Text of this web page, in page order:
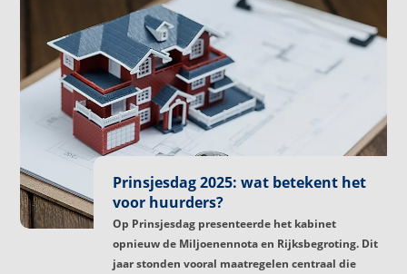
Prinsjesdag 2025: wat betekent het
voor huurders?
Op Prinsjesdag presenteerde het kabinet
opnieuw de Miljoenennota en Rijksbegroting. Dit
jaar stonden vooral maatregelen centraal die